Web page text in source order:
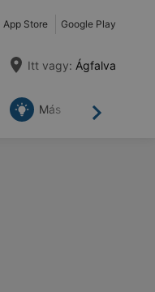
App Store Google Play
Itt vagy: Ágfalva
Tovább
Más